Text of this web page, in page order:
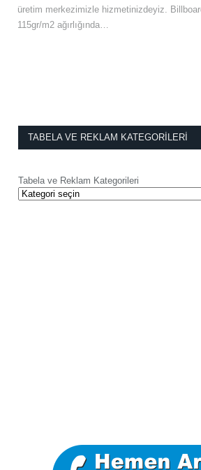
üretim merkezimizle hizmetinizdeyiz.
115gr/m2 ağırlığında…
TABELA VE REKLAM KATEGORILERI
Tabela ve Reklam Kategorileri